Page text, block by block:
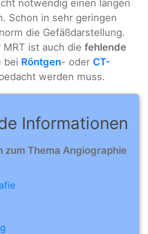
notwendig einen langen
Schon in sehr geringen
die Gefäßdarstellung.
ist auch die fehlende
bei Röntgen- oder CT-
werden muss.
Informationen
zum Thema Angiographie